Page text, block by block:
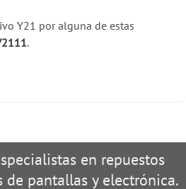
Y21 por alguna de estas
.
en repuestos
de pantallas y electrónica.